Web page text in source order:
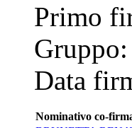
Primo
Gruppo:
Data
Nominativo co-